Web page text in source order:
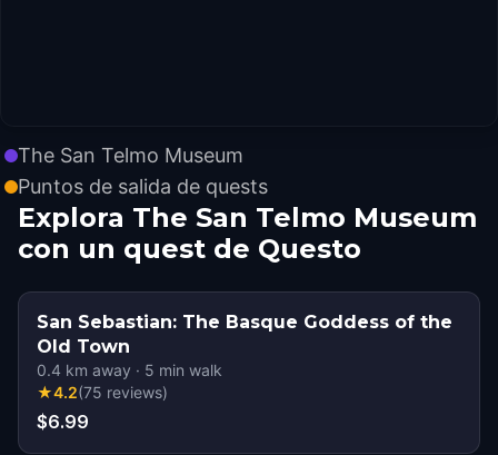
The San Telmo Museum
Puntos de salida de quests
Explora The San Telmo Museum
con un quest de Questo
San Sebastian: The Basque Goddess of the
Old Town
0.4 km away · 5 min walk
★4.2(75 reviews)
$6.99